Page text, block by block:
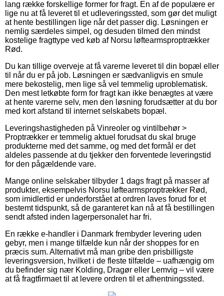
lang række forskellige former for fragt. En af de populære er
lige nu at få leveret til et udleveringssted, som gør det muligt
at hente bestillingen lige når det passer dig. Løsningen er
nemlig særdeles simpel, og desuden tilmed den mindst
kostelige fragttype ved køb af Norsu løftearmsproptrækker
Rød.
Du kan tillige overveje at få varerne leveret til din bopæl eller
til når du er på job. Løsningen er sædvanligvis en smule
mere bekostelig, men lige så vel temmelig uproblematisk.
Den mest letkøbte form for fragt kan ikke benægtes at være
at hente varerne selv, men den løsning forudsætter at du bor
med kort afstand til internet selskabets bopæl.
Leveringshastigheden på Vinreoler og vintilbehør >
Proptrækker er temmelig aktuel forudsat du skal bruge
produkterne med det samme, og med det formål er det
aldeles passende at du tjekker den forventede leveringstid
for den pågældende vare.
Mange online selskaber tilbyder 1 dags fragt på masser af
produkter, eksempelvis Norsu løftearmsproptrækker Rød,
som imidlertid er underforstået at ordren laves forud for et
bestemt tidspunkt, så de garanteret kan nå at få bestillingen
sendt afsted inden lagerpersonalet har fri.
En række e-handler i Danmark frembyder levering uden
gebyr, men i mange tilfælde kun når der shoppes for en
præcis sum. Alternativt må man gribe den prisbilligste
leveringsversion, hvilket i de fleste tilfælde – uafhængig om
du befinder sig nær Kolding, Dragør eller Lemvig – vil være
at få fragtfirmaet til at levere ordren til et afhentningssted.